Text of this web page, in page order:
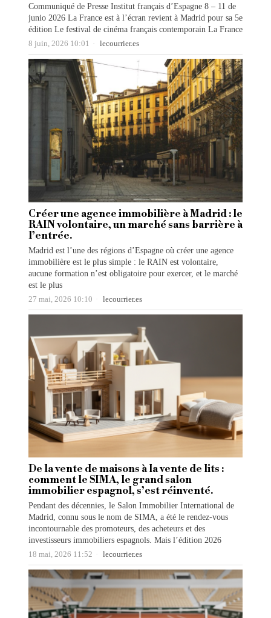
Communiqué de Presse Institut français d’Espagne 8 – 11 de
junio 2026 La France est à l’écran revient à Madrid pour sa 5e
édition Le festival de cinéma français contemporain La France
8 juin, 2026 10:01 lecourrier.es
Créer une agence immobilière à Madrid : le
RAIN volontaire, un marché sans barrière à
l’entrée.
Madrid est l’une des régions d’Espagne où créer une agence
immobilière est le plus simple : le RAIN est volontaire,
aucune formation n’est obligatoire pour exercer, et le marché
est le plus
27 mai, 2026 10:10 lecourrier.es
De la vente de maisons à la vente de lits :
comment le SIMA, le grand salon
immobilier espagnol, s’est réinventé.
Pendant des décennies, le Salon Immobilier International de
Madrid, connu sous le nom de SIMA, a été le rendez-vous
incontournable des promoteurs, des acheteurs et des
investisseurs immobiliers espagnols. Mais l’édition 2026
18 mai, 2026 11:52 lecourrier.es